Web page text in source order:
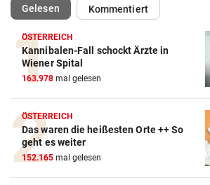
Gelesen(ausgewählt)Kommentiert
ÖSTERREICH
Kannibalen-Fall schockt Ärzte in
Wiener Spital
163.978 mal gelesen
ÖSTERREICH
Das waren die heißesten Orte ++ So
geht es weiter
152.165 mal gelesen